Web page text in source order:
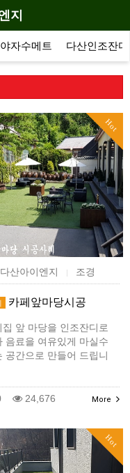
지
자수메트 다산인조잔디
Hot
산아이엔지 | 조경
카페앞마당시공
집 앞 마당을 인조잔디로
음료을 여유있게 마실수
공간으로 만들어 드립니
24,676 More
Hot